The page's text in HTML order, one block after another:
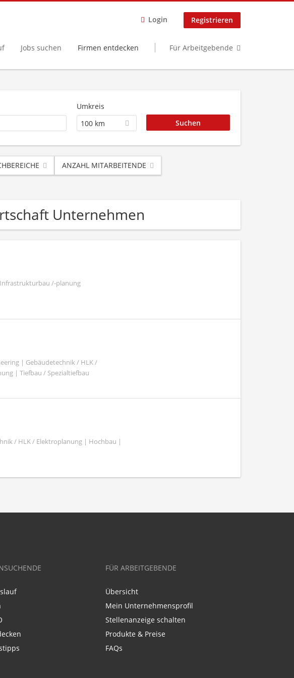
Login Registrieren
Jobs suchen Firmen entdecken Für Arbeitgebende
Umkreis
100 km
ANZAHL MITARBEITENDE
Unternehmen
/-planung
| Gebäudetechnik / HLK /
| Tiefbau / Spezialtiefbau
/ HLK / Elektroplanung | Hochbau |
FÜR ARBEITGEBENDE
Übersicht
Mein Unternehmensprofil
Stellenanzeige schalten
Produkte & Preise
FAQs